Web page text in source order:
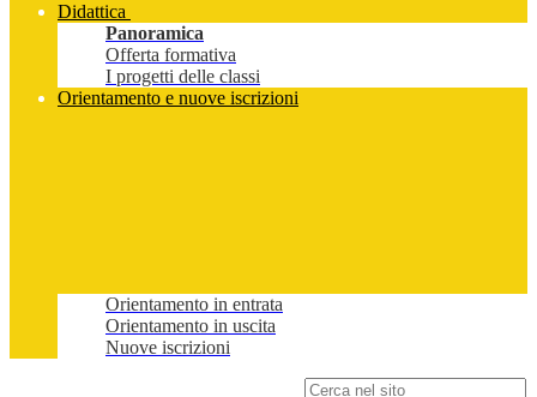
Didattica
Panoramica
Offerta formativa
I progetti delle classi
Orientamento e nuove iscrizioni
Orientamento in entrata
Orientamento in uscita
Nuove iscrizioni